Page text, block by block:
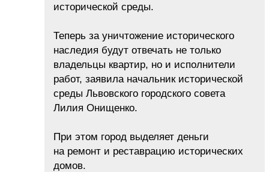
исторической среды.
Теперь за уничтожение исторического
наследия будут отвечать не только
владельцы квартир, но и исполнители
работ, заявила начальник исторической
среды Львовского городского совета
Лилия Онищенко.
При этом город выделяет деньги
на ремонт и реставрацию исторических
домов.